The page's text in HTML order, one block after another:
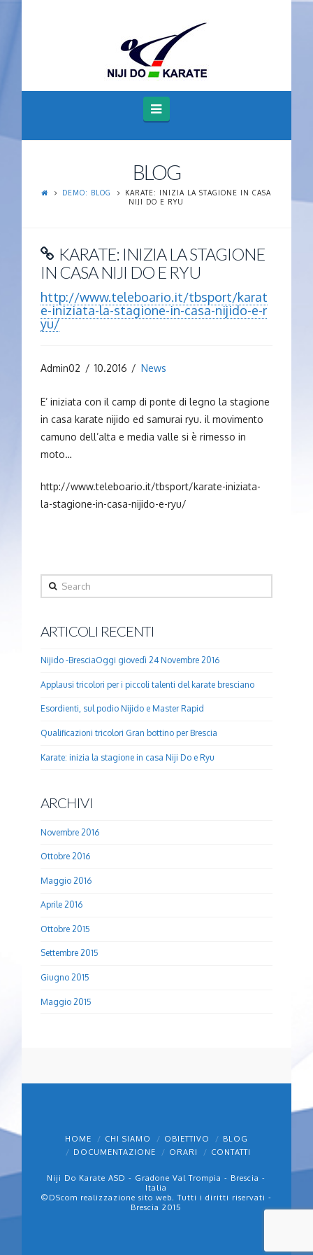
Navigation
BLOG
DEMO: BLOG
KARATE: INIZIA LA STAGIONE IN CASA
NIJI DO E RYU
KARATE: INIZIA LA STAGIONE
IN CASA NIJI DO E RYU
http://www.teleboario.it/tbsport/karat
e-iniziata-la-stagione-in-casa-nijido-e-r
yu/
Admin02 10.2016 News
E’ iniziata con il camp di ponte di legno la stagione
in casa karate nijido ed samurai ryu. il movimento
camuno dell’alta e media valle si è rimesso in
moto…
http://www.teleboario.it/tbsport/karate-iniziata-
la-stagione-in-casa-nijido-e-ryu/
Search
ARTICOLI RECENTI
Nijido -BresciaOggi giovedì 24 Novembre 2016
Applausi tricolori per i piccoli talenti del karate bresciano
Esordienti, sul podio Nijido e Master Rapid
Qualificazioni tricolori Gran bottino per Brescia
Karate: inizia la stagione in casa Niji Do e Ryu
ARCHIVI
Novembre 2016
Ottobre 2016
Maggio 2016
Aprile 2016
Ottobre 2015
Settembre 2015
Giugno 2015
Maggio 2015
HOME CHI SIAMO OBIETTIVO
BLOG
DOCUMENTAZIONE
ORARI CONTATTI
Niji Do Karate ASD - Gradone Val Trompia - Brescia -
Italia
© DScom realizzazione sito web. Tutti i diritti riservati -
Brescia 2015